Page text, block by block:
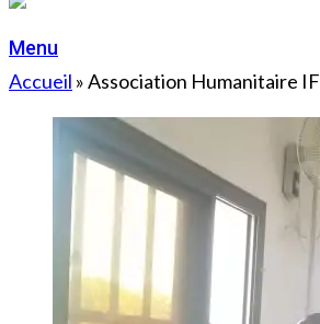
Menu
Accueil »Association Humanitaire IF